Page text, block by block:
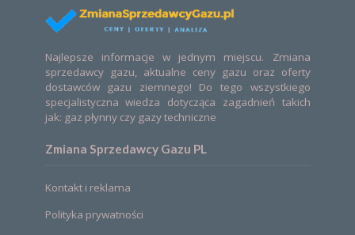
Najlepsze informacje w jednym miejscu. Zmiana
sprzedawcy gazu, aktualne ceny gazu oraz oferty
dostawców gazu ziemnego! Do tego wszystkiego
specjalistyczna wiedza dotycząca zagadnień takich
jak: gaz płynny czy gazy techniczne
Zmiana Sprzedawcy Gazu PL
Kontakt i reklama
Polityka prywatności